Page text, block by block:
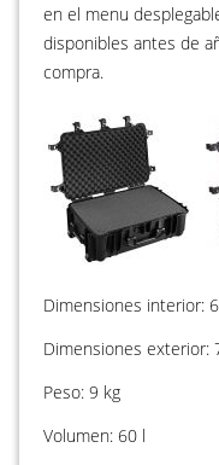
en el menu
disponibles antes de
compra.
Dimensiones interior:
Dimensiones exterior:
Peso: 9 kg
Volumen: 60 l